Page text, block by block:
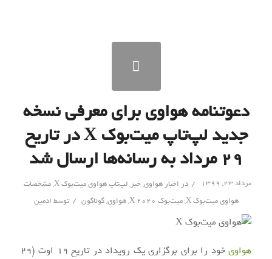
دعوتنامه هواوی برای معرفی نسخه
جدید لپ‌تاپ میت‌بوک X در تاریخ
۲۹ مرداد به رسانه‌ها ارسال شد
مرداد ۲۳, ۱۳۹۹ / در اخبار هواوی,خبر,لپ‌تاپ هواوی میت‌بوک X ,مشخصات
هواوی میت‌بوک X ,میت‌بوک X 2020 ,هواوی,گوناگون / توسط ادمین
هواوی
خود را برای برگزاری یک رویداد در تاریخ 19 اوت (29